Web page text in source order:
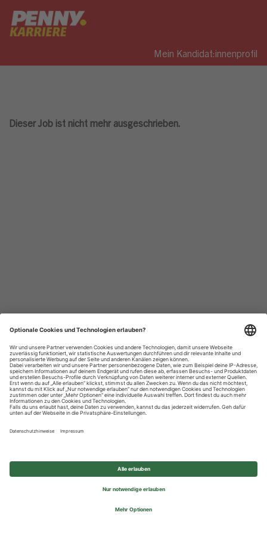
Mein Kandidat:innenprofil
Dieser Job ist nicht mehr ausgeschrieben.
Datenschutzhinweise
Impressum
Privatsphäre-Einstellungen
© 2026 REWE Group - All rights reserved